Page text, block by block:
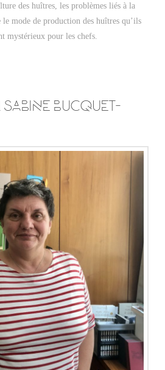
des huîtres, les problèmes liés à la
mode de production des huîtres qu’ils
mystérieux pour les chefs.
SABINE BUCQUET-